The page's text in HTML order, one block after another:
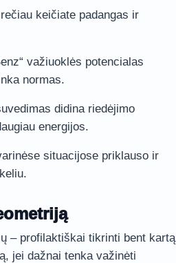
keičiate padangas ir
važiuoklės potencialas
normas.
didina riedėjimo
energijos.
situacijose priklauso ir
– profilaktiškai tikrinti bent kartą
jei dažnai tenka važinėti